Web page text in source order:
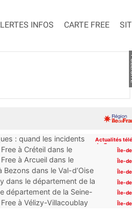
INFOS CARTE FREE
: quand les incidents
Actualités
de-France
à Créteil dans le
Île-
à Arcueil dans le
Île-
dans le Val-d’Oise Île-
dans le département de la
Île-
département de la Seine-
Île-
à Vélizy-Villacoublay
Île-